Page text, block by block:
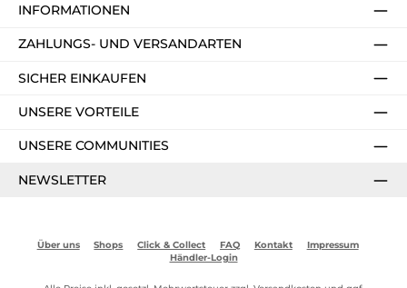
INFORMATIONEN
ZAHLUNGS- UND VERSANDARTEN
SICHER EINKAUFEN
UNSERE VORTEILE
UNSERE COMMUNITIES
NEWSLETTER
Über uns Shops Click & Collect FAQ Kontakt
Impressum
Händler-Login